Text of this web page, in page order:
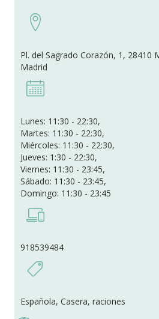
Pl. del Sagrado Corazón, 1, 28410
Madrid
Lunes: 11:30 - 22:30,
Martes: 11:30 - 22:30,
Miércoles: 11:30 - 22:30,
Jueves: 1:30 - 22:30,
Viernes: 11:30 - 23:45,
Sábado: 11:30 - 23:45,
Domingo: 11:30 - 23:45
918539484
Española, Casera, raciones